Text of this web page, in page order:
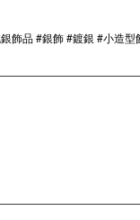
飾品 #銀飾 #鍍銀 #小造